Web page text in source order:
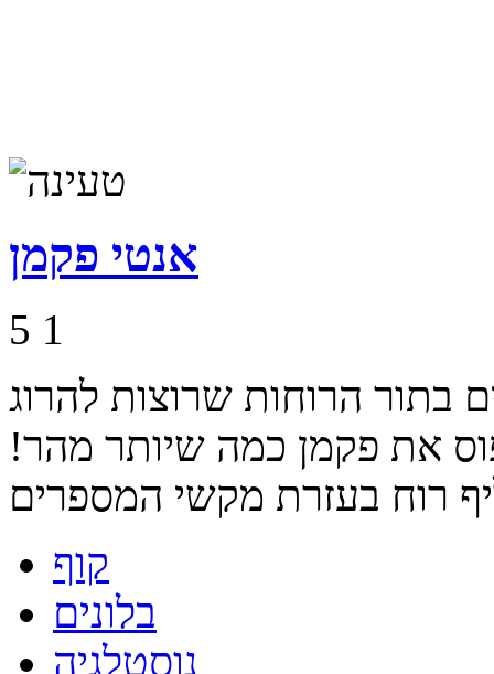
אנטי פקמן
5 1
הרוחות שרוצות להרוג
את פקמן כמה שיותר מהר!
קוף
בלונים
נוסטלגיה